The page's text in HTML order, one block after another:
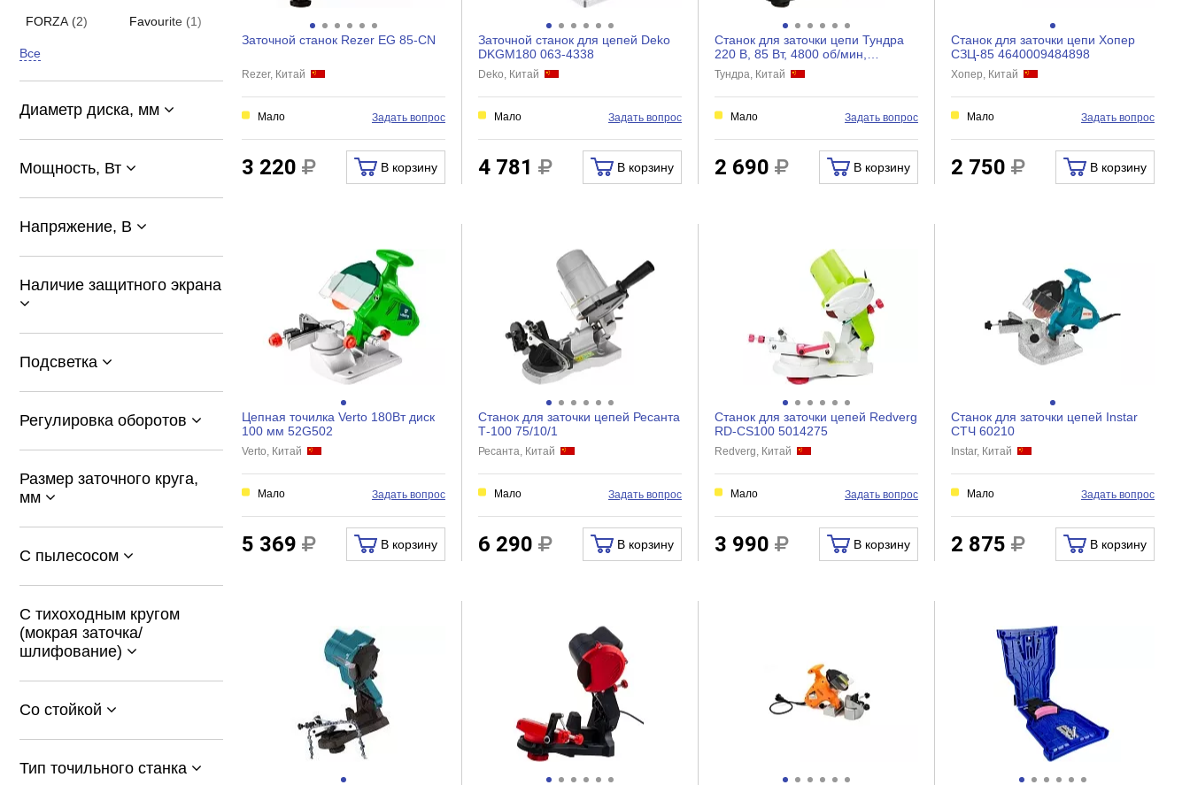
FORZA (2) Favourite (1)
Все
Диаметр диска, мм
Мощность, Вт
Напряжение, В
Наличие защитного экрана
Подсветка
Регулировка оборотов
Размер заточного круга,
мм
С пылесосом
С тихоходным кругом
(мокрая заточка/
шлифование)
Со стойкой
Тип точильного станка
Заточной станок Rezer EG 85-CN
Rezer, Китай
Мало Задать вопрос
3 220 В корзину
Заточной станок для цепей Deko
DKGM180 063-4338
Deko, Китай
Мало Задать вопрос
4 781 В корзину
Станок для заточки цепи Тундра
220 В, 85 Вт, 4800 об/мин,
108x22x3.2/4.8 мм 9313...
Тундра, Китай
Мало Задать вопрос
2 690 В корзину
Станок для заточки цепи Хопер
СЗЦ-85 4640009484898
Хопер, Китай
Мало Задать вопрос
2 750 В корзину
Цепная точилка Verto 180Вт диск
100 мм 52G502
Verto, Китай
Мало Задать вопрос
5 369 В корзину
Станок для заточки цепей Ресанта
Т-100 75/10/1
Ресанта, Китай
Мало Задать вопрос
6 290 В корзину
Станок для заточки цепей Redverg
RD-CS100 5014275
Redverg, Китай
Мало Задать вопрос
3 990 В корзину
Станок для заточки цепей Instar
СТЧ 60210
Instar, Китай
Мало Задать вопрос
2 875 В корзину